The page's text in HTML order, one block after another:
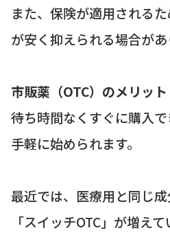
また、保険が適用される
が安く抑えられる場合があ
市販薬（OTC）のメリット
待ち時間なくすぐに購入
手軽に始められます。
最近では、医療用と同じ
「スイッチOTC」が増え